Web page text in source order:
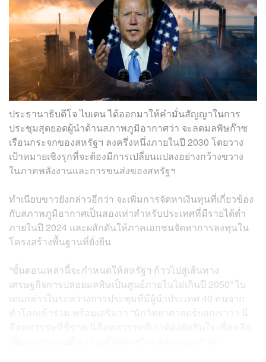
ประธานาธิบดีโจ ไบเดน ได้ออกมาให้คำมั่นสัญญาในการ
ประชุมสุดยอดผู้นำด้านสภาพภูมิอากาศว่า จะลดมลพิษก๊าซ
เรือนกระจกของสหรัฐฯ ลงครึ่งหนึ่งภายในปี 2030 โดยวาง
เป้าหมายเชิงรุกที่จะต้องมีการเปลี่ยนแปลงอย่างกว้างขวาง
ในภาคพลังงานและการขนส่งของสหรัฐฯ
ทำเนียบขาวยังกล่าวอีกว่า จะเพิ่มการจัดหาเงินทุนที่เกี่ยวข้อง
กับสภาพภูมิอากาศเป็นสองเท่าสำหรับประเทศที่มีรายได้ต่ำ
ภายในปี 2024 และผลักดันให้ภาคเอกชนจัดหาการลงทุนใน
โครงสร้างพื้นฐานที่ยั่งยืน
“ขั้นตอนเหล่านี้จะกำหนดให้สหรัฐฯ ก้าวไปสู่เส้นทาง
เศรษฐกิจการปล่อยมลพิษเป็นศูนย์ภายในไม่เกินปี 2050” ไบ
เดนกล่าวในระหว่างการประชุมที่มีผู้นำประเทศ 40 คนจาก
ทั่วโลกเข้าร่วม พร้อมเสริมว่า “นักวิทยาศาสตร์บอกเราว่า นี่